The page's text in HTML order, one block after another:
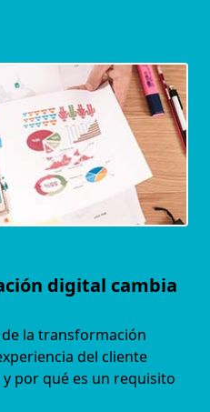
digital cambia
de la transformación
del cliente
por qué es un requisito